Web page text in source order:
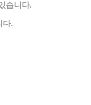
습니다.
다.